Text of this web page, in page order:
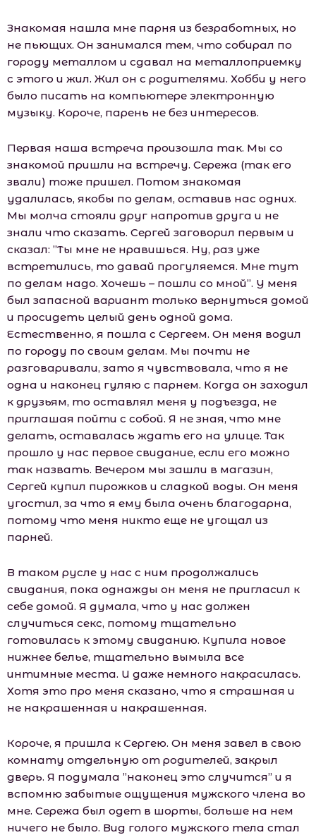
Знакомая нашла мне парня из безработных, но
не пьющих. Он занимался тем, что собирал по
городу металлом и сдавал на металлоприемку
с этого и жил. Жил он с родителями. Хобби у него
было писать на компьютере электронную
музыку. Короче, парень не без интересов.
Первая наша встреча произошла так. Мы со
знакомой пришли на встречу. Сережа (так его
звали) тоже пришел. Потом знакомая
удалилась, якобы по делам, оставив нас одних.
Мы молча стояли друг напротив друга и не
знали что сказать. Сергей заговорил первым и
сказал: ”Ты мне не нравишься. Ну, раз уже
встретились, то давай прогуляемся. Мне тут
по делам надо. Хочешь – пошли со мной”. У меня
был запасной вариант только вернуться домой
и просидеть целый день одной дома.
Естественно, я пошла с Сергеем. Он меня водил
по городу по своим делам. Мы почти не
разговаривали, зато я чувствовала, что я не
одна и наконец гуляю с парнем. Когда он заходил
к друзьям, то оставлял меня у подъезда, не
приглашая пойти с собой. Я не зная, что мне
делать, оставалась ждать его на улице. Так
прошло у нас первое свидание, если его можно
так назвать. Вечером мы зашли в магазин,
Сергей купил пирожков и сладкой воды. Он меня
угостил, за что я ему была очень благодарна,
потому что меня никто еще не угощал из
парней.
В таком русле у нас с ним продолжались
свидания, пока однажды он меня не пригласил к
себе домой. Я думала, что у нас должен
случиться секс, потому тщательно
готовилась к этому свиданию. Купила новое
нижнее белье, тщательно вымыла все
интимные места. И даже немного накрасилась.
Хотя это про меня сказано, что я страшная и
не накрашенная и накрашенная.
Короче, я пришла к Сергею. Он меня завел в свою
комнату отдельную от родителей, закрыл
дверь. Я подумала ”наконец это случится” и я
вспомню забытые ощущения мужского члена во
мне. Сережа был одет в шорты, больше на нем
ничего не было. Вид голого мужского тела стал